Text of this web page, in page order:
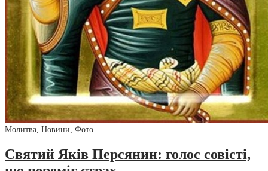
Молитва Новини Фото
Святий Яків Персянин: голос совісті,